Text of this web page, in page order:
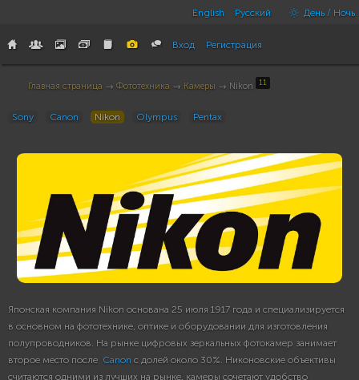
English Русский День / Ночь
Вход Регистрация
Главная страница → Фототехника → Камеры → Nikon 11
Sony Canon Nikon Olympus Pentax
Японская компания Nikon основана 25 июля 1917 года и специализируется
в основном на фототехнике, оптике и оборудовании для изготовления
полупроводников. На рынке цифровых зеркальных фотокамер занимает
второе место после Canon с долей около 30%. Никоновские объективы
считаются одними из лучших на рынке, камеры сочетают удобство